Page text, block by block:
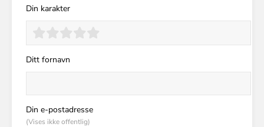
Din karakter
Ditt fornavn
Din e-postadresse
(Vises ikke offentlig)